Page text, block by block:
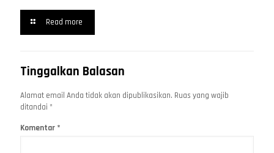
Read more
Tinggalkan Balasan
Alamat email Anda tidak akan dipublikasikan. Ruas yang wajib
ditandai *
Komentar *